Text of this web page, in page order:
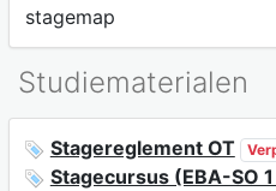
stagemap
Studiematerialen
Stagereglement OT
Stagecursus (EBA-SO